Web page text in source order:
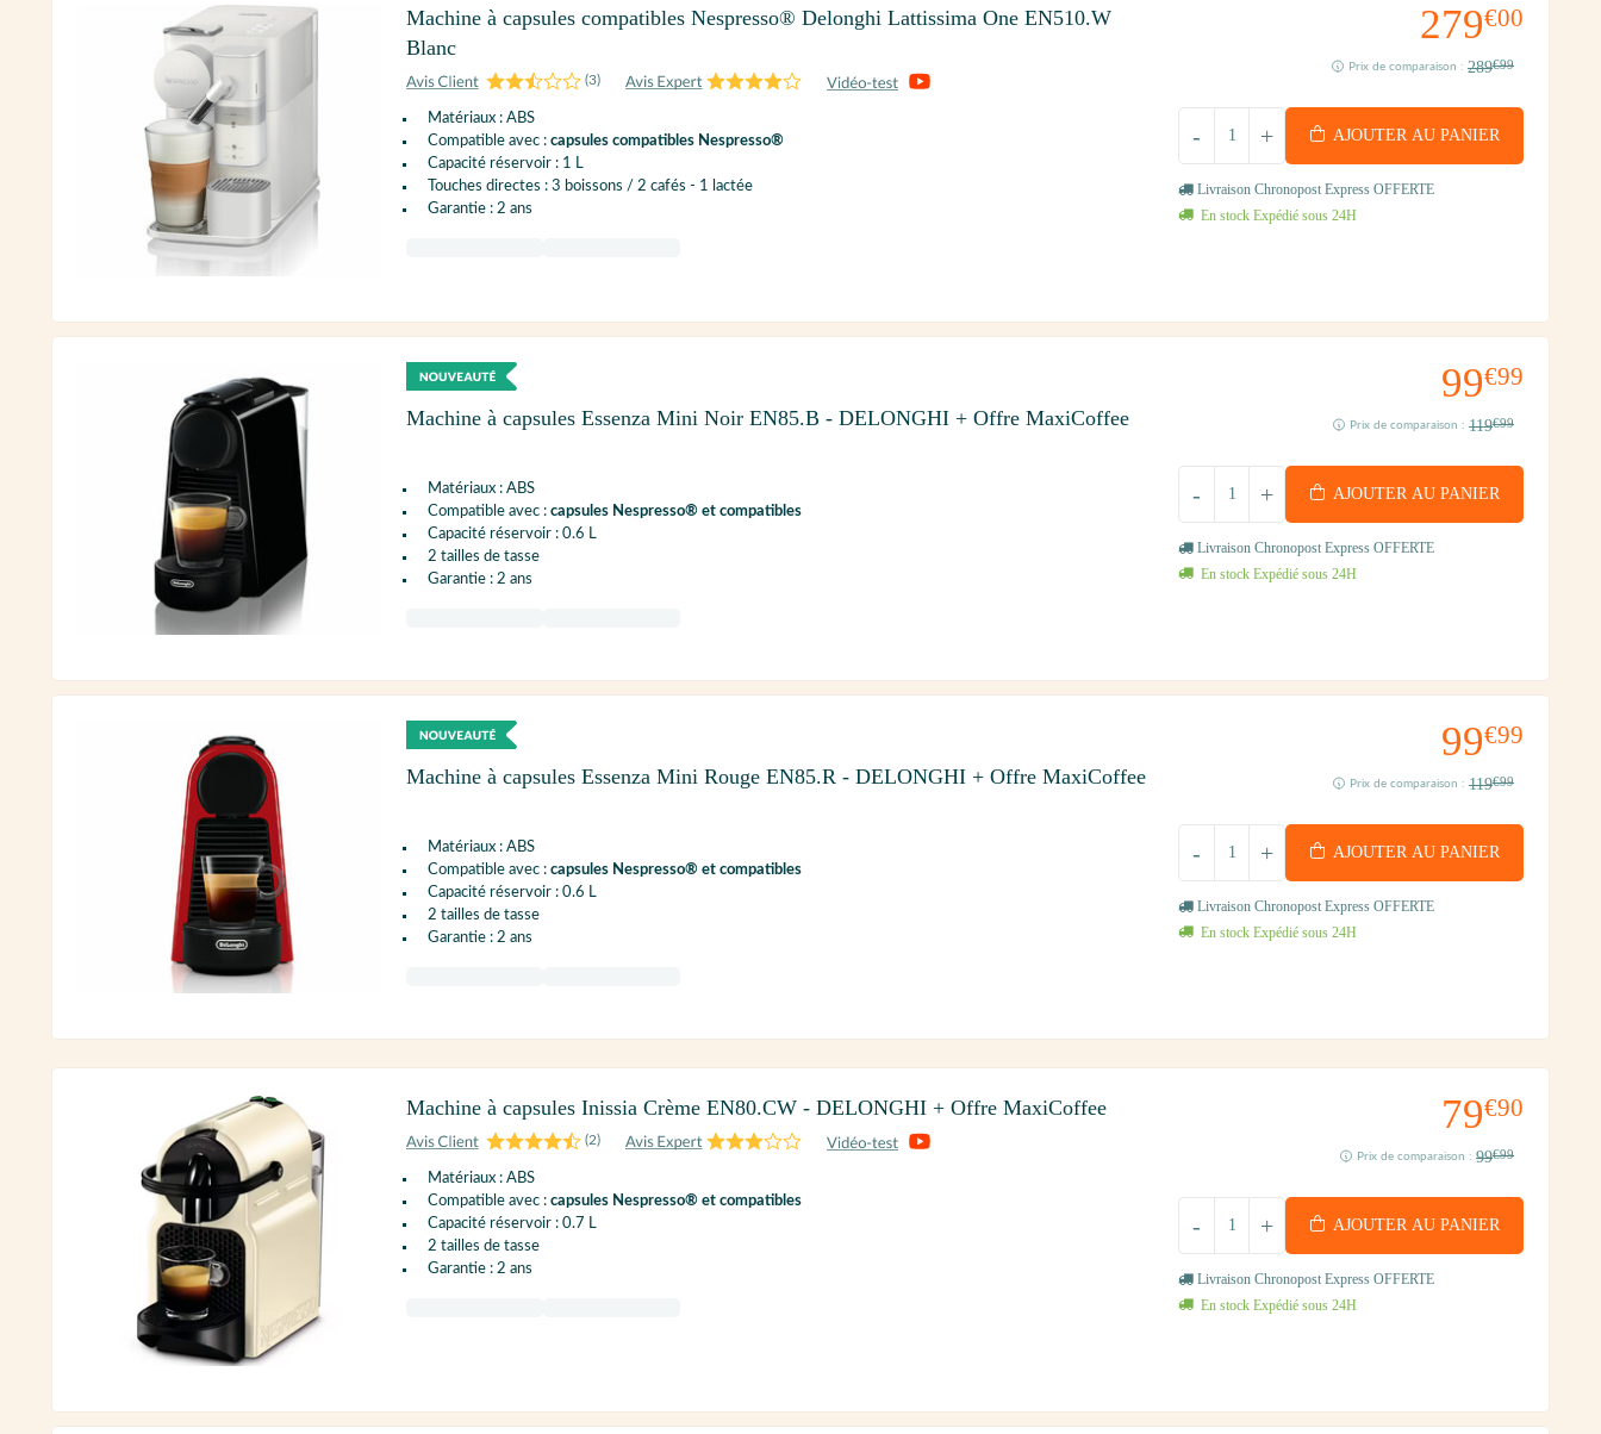
Machine à capsules compatibles Nespresso® Delonghi Lattissima One EN510.W
Blanc
(3)
Matériaux : ABS
Compatible avec : capsules compatibles Nespresso®
Capacité réservoir : 1 L
Touches directes : 3 boissons / 2 cafés - 1 lactée
Garantie : 2 ans
279€00
Prix de comparaison : 289€99
+
- AJOUTER AU PANIER
Livraison Chronopost Express OFFERTE
En stock Expédié sous 24H
Machine à capsules Essenza Mini Noir EN85.B - DELONGHI + Offre MaxiCoffee
Matériaux : ABS
Compatible avec : capsules Nespresso® et compatibles
Capacité réservoir : 0.6 L
2 tailles de tasse
Garantie : 2 ans
99€99
Prix de comparaison : 119€99
+
- AJOUTER AU PANIER
Livraison Chronopost Express OFFERTE
En stock Expédié sous 24H
Machine à capsules Essenza Mini Rouge EN85.R - DELONGHI + Offre MaxiCoffee
Matériaux : ABS
Compatible avec : capsules Nespresso® et compatibles
Capacité réservoir : 0.6 L
2 tailles de tasse
Garantie : 2 ans
99€99
Prix de comparaison : 119€99
+
- AJOUTER AU PANIER
Livraison Chronopost Express OFFERTE
En stock Expédié sous 24H
Machine à capsules Inissia Crème EN80.CW - DELONGHI + Offre MaxiCoffee
(2)
Matériaux : ABS
Compatible avec : capsules Nespresso® et compatibles
Capacité réservoir : 0.7 L
2 tailles de tasse
Garantie : 2 ans
79€90
Prix de comparaison : 99€99
+
- AJOUTER AU PANIER
Livraison Chronopost Express OFFERTE
En stock Expédié sous 24H